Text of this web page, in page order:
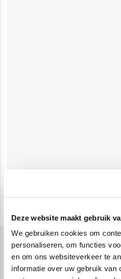
Deze website maakt gebruik
We gebruiken cookies om
personaliseren, om functies
en om ons websiteverkeer te
informatie over uw gebruik van
Familieplanners
Een familieplanner is dé